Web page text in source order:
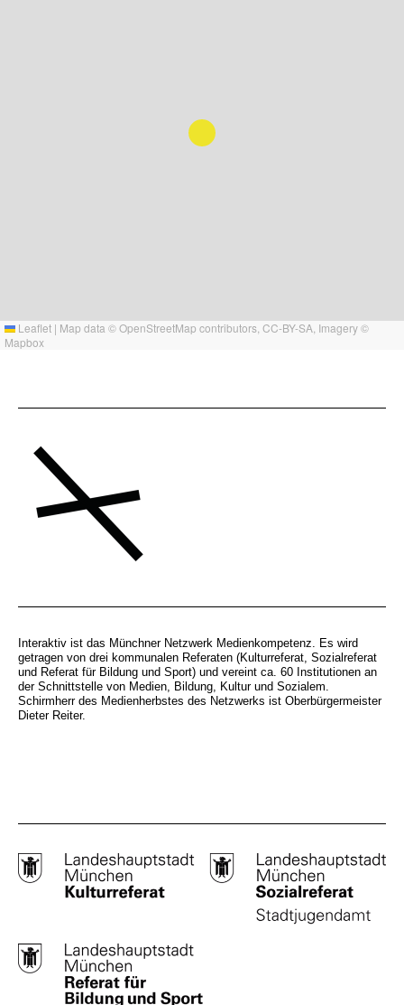
Leaflet | Map data ©OpenStreetMap contributors, CC-BY-SA , Imagery ©
Mapbox
Interaktiv ist das Münchner Netzwerk Medienkompetenz. Es wird
getragen von drei kommunalen Referaten (Kulturreferat, Sozialreferat
und Referat für Bildung und Sport) und vereint ca. 60 Institutionen an
der Schnittstelle von Medien, Bildung, Kultur und Sozialem.
Schirmherr des Medienherbstes des Netzwerks ist Oberbürgermeister
Dieter Reiter.